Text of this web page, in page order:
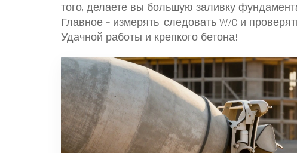
того, делаете вы большую заливку
Главное – измерять, следовать W/C и
Удачной работы и крепкого бетона!